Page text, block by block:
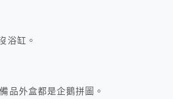
浴缸。
品外盒都是企鵝拼圖。